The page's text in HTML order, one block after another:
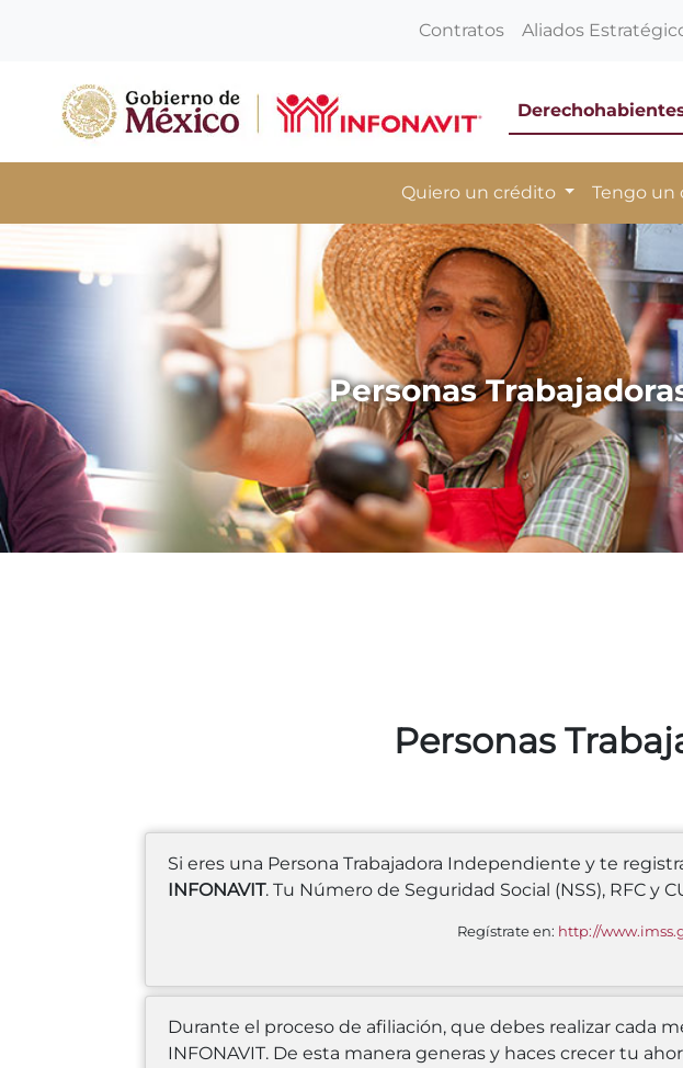
Contratos Aliados
Quiero un crédito Tengo un
Personas
Personas
Si eres una Persona Trabajadora Independiente y te
INFONAVIT. Tu Número de Seguridad Social (NSS), RFC
Regístrate en: http://
Durante el proceso de afiliación, que debes realizar cada
INFONAVIT. De esta manera generas y haces crecer tu